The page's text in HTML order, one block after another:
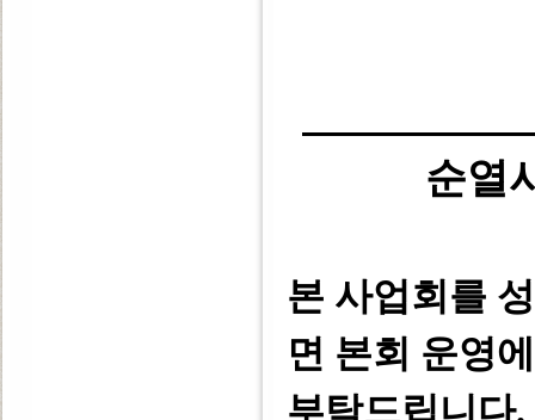
순열
본 사업회를
면 본회 운영
부탁드립니다.